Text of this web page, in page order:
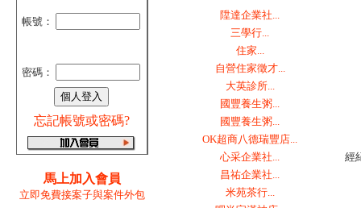
帳號：
密碼：
忘記帳號或密碼?
馬上加入會員
立即免費接案子與案件外包
陞達企業社...
三學行...
住家...
自營住家徵才...
大英診所...
國豐養生粥...
國豐養生粥...
OK超商八德瑞豐店...
心采企業社...
經
昌祐企業社...
米苑茶行...